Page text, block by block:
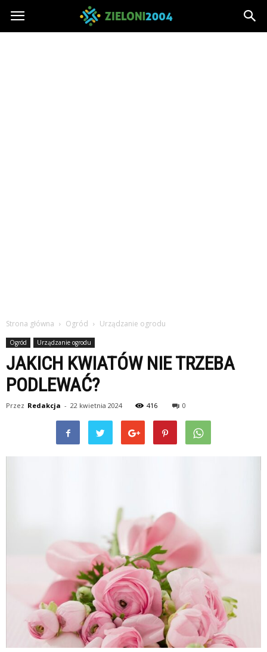
Zieloni2004.pl
Strona główna Ogród Urządzanie ogrodu
Ogród Urządzanie ogrodu
JAKICH KWIATÓW NIE TRZEBA
PODLEWAĆ?
Przez Redakcja - 22 kwietnia 2024 416 0